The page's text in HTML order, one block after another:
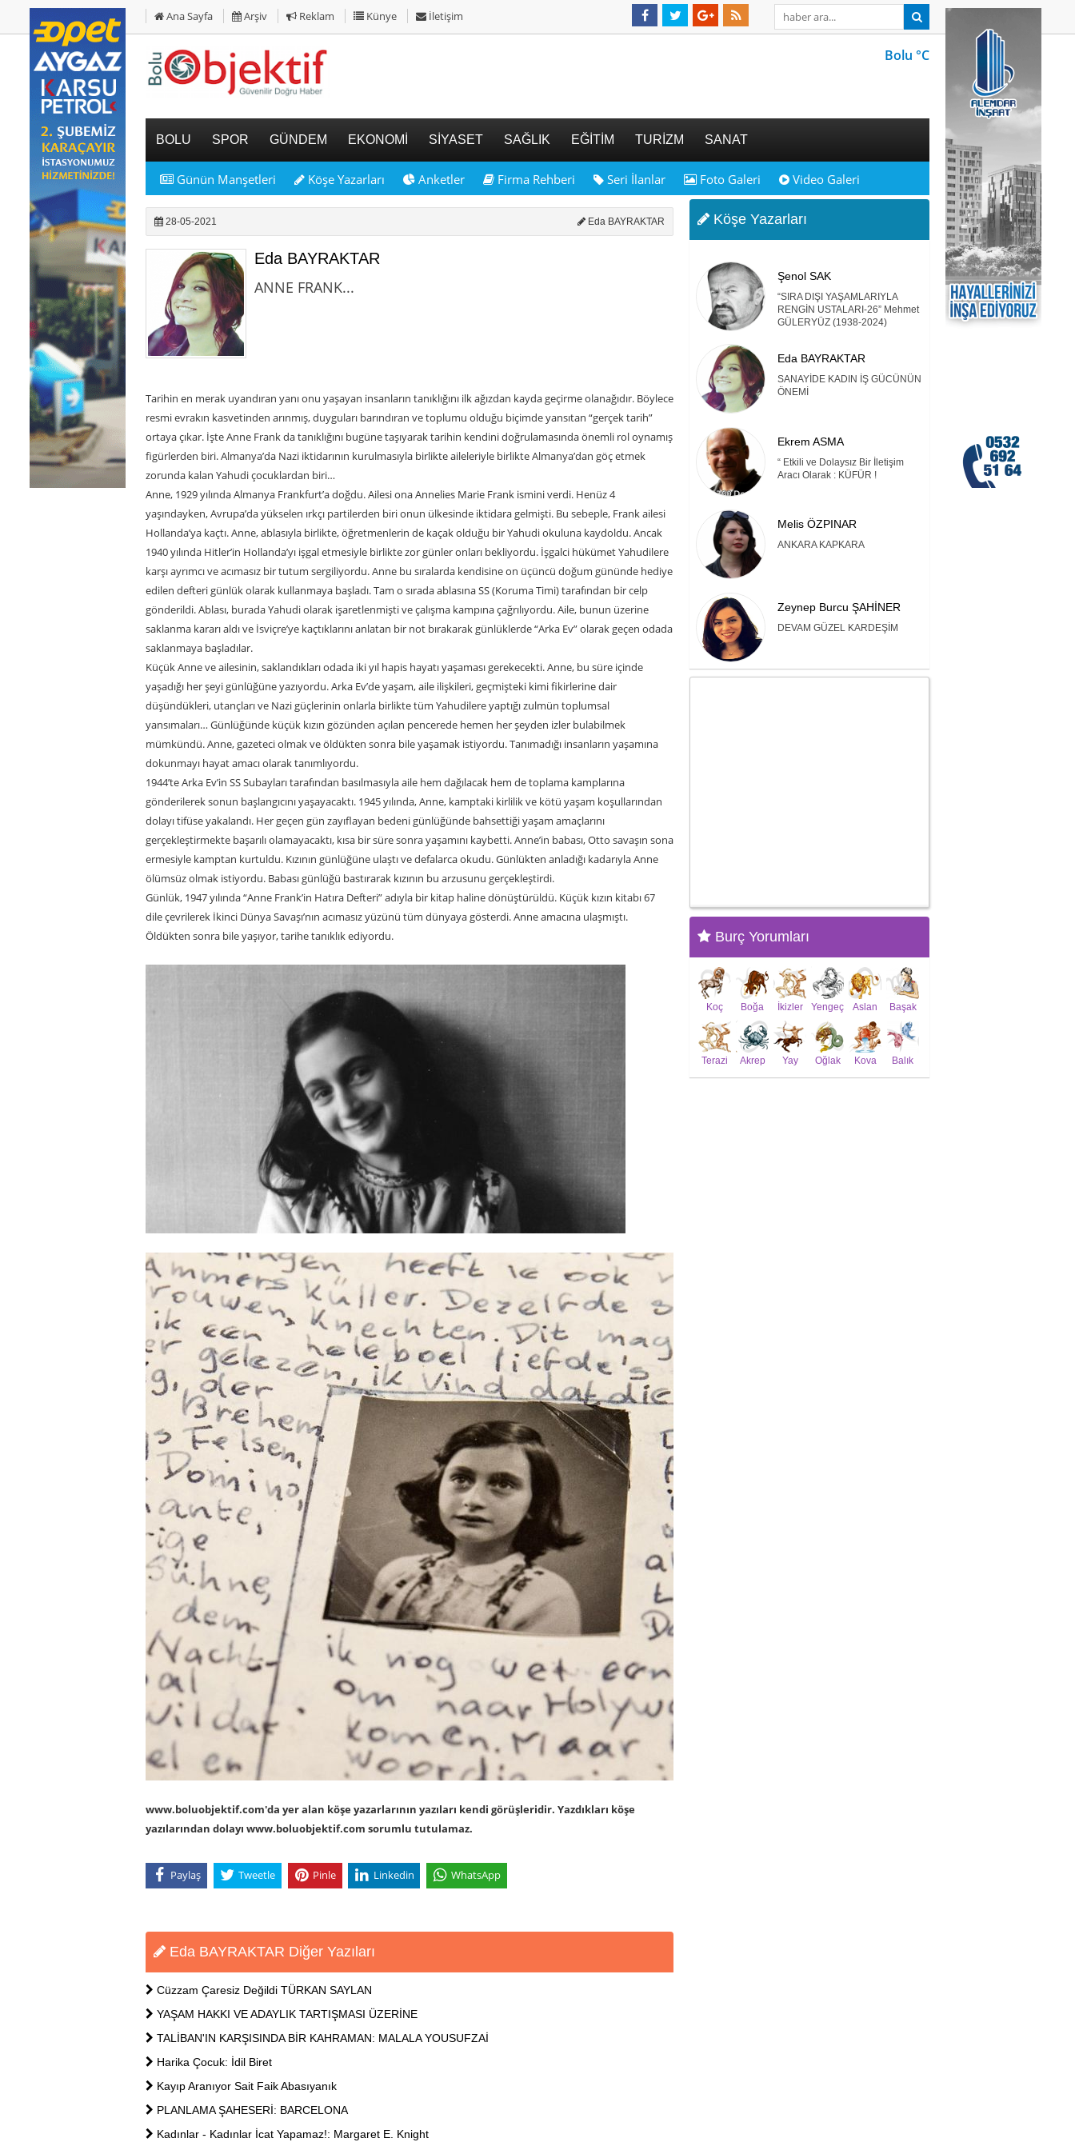
Ana Sayfa Arşiv Reklam Künye İletişim
Bolu °C
BOLU SPOR GÜNDEM EKONOMİ SİYASET SAĞLIK EĞİTİM TURİZM SANAT
Günün Manşetleri Köşe Yazarları Anketler Firma Rehberi Seri İlanlar Foto Galeri Video Galeri
28-05-2021 Eda BAYRAKTAR
Eda BAYRAKTAR
ANNE FRANK...
Tarihin en merak uyandıran yanı onu yaşayan insanların tanıklığını ilk ağızdan kayda geçirme olanağıdır. Böylece
resmi evrakın kasvetinden arınmış, duyguları barındıran ve toplumu olduğu biçimde yansıtan “gerçek tarih”
ortaya çıkar. İşte Anne Frank da tanıklığını bugüne taşıyarak tarihin kendini doğrulamasında önemli rol oynamış
figürlerden biri. Almanya’da Nazi iktidarının kurulmasıyla birlikte aileleriyle birlikte Almanya’dan göç etmek
zorunda kalan Yahudi çocuklardan biri…
Anne, 1929 yılında Almanya Frankfurt’a doğdu. Ailesi ona Annelies Marie Frank ismini verdi. Henüz 4
yaşındayken, Avrupa’da yükselen ırkçı partilerden biri onun ülkesinde iktidara gelmişti. Bu sebeple, Frank ailesi
Hollanda’ya kaçtı. Anne, ablasıyla birlikte, öğretmenlerin de kaçak olduğu bir Yahudi okuluna kaydoldu. Ancak
1940 yılında Hitler’in Hollanda’yı işgal etmesiyle birlikte zor günler onları bekliyordu. İşgalci hükümet Yahudilere
karşı ayrımcı ve acımasız bir tutum sergiliyordu. Anne bu sıralarda kendisine on üçüncü doğum gününde hediye
edilen defteri günlük olarak kullanmaya başladı. Tam o sırada ablasına SS (Koruma Timi) tarafından bir celp
gönderildi. Ablası, burada Yahudi olarak işaretlenmişti ve çalışma kampına çağrılıyordu. Aile, bunun üzerine
saklanma kararı aldı ve İsviçre’ye kaçtıklarını anlatan bir not bırakarak günlüklerde “Arka Ev” olarak geçen odada
saklanmaya başladılar.
Küçük Anne ve ailesinin, saklandıkları odada iki yıl hapis hayatı yaşaması gerekecekti. Anne, bu süre içinde
yaşadığı her şeyi günlüğüne yazıyordu. Arka Ev’de yaşam, aile ilişkileri, geçmişteki kimi fikirlerine dair
düşündükleri, utançları ve Nazi güçlerinin onlarla birlikte tüm Yahudilere yaptığı zulmün toplumsal
yansımaları… Günlüğünde küçük kızın gözünden açılan pencerede hemen her şeyden izler bulabilmek
mümkündü. Anne, gazeteci olmak ve öldükten sonra bile yaşamak istiyordu. Tanımadığı insanların yaşamına
dokunmayı hayat amacı olarak tanımlıyordu.
1944’te Arka Ev’in SS Subayları tarafından basılmasıyla aile hem dağılacak hem de toplama kamplarına
gönderilerek sonun başlangıcını yaşayacaktı. 1945 yılında, Anne, kamptaki kirlilik ve kötü yaşam koşullarından
dolayı tifüse yakalandı. Her geçen gün zayıflayan bedeni günlüğünde bahsettiği yaşam amaçlarını
gerçekleştirmekte başarılı olamayacaktı, kısa bir süre sonra yaşamını kaybetti. Anne’in babası, Otto savaşın sona
ermesiyle kamptan kurtuldu. Kızının günlüğüne ulaştı ve defalarca okudu. Günlükten anladığı kadarıyla Anne
ölümsüz olmak istiyordu. Babası günlüğü bastırarak kızının bu arzusunu gerçekleştirdi.
Günlük, 1947 yılında “Anne Frank’in Hatıra Defteri” adıyla bir kitap haline dönüştürüldü. Küçük kızın kitabı 67
dile çevrilerek İkinci Dünya Savaşı’nın acımasız yüzünü tüm dünyaya gösterdi. Anne amacına ulaşmıştı.
Öldükten sonra bile yaşıyor, tarihe tanıklık ediyordu.
www.boluobjektif.com'da yer alan köşe yazarlarının yazıları kendi görüşleridir. Yazdıkları köşe
yazılarından dolayı www.boluobjektif.com sorumlu tutulamaz.
Paylaş Tweetle Pinle Linkedin WhatsApp
Eda BAYRAKTAR Diğer Yazıları
Cüzzam Çaresiz Değildi TÜRKAN SAYLAN
YAŞAM HAKKI VE ADAYLIK TARTIŞMASI ÜZERİNE
TALİBAN'IN KARŞISINDA BİR KAHRAMAN: MALALA YOUSUFZAİ
Harika Çocuk: İdil Biret
Kayıp Aranıyor Sait Faik Abasıyanık
PLANLAMA ŞAHESERİ: BARCELONA
Kadınlar - Kadınlar İcat Yapamaz!: Margaret E. Knight
Köşe Yazarları
Şenol SAK
“SIRA DIŞI YAŞAMLARIYLA
RENGİN USTALARI-26” Mehmet
GÜLERYÜZ (1938-2024)
Eda BAYRAKTAR
SANAYİDE KADIN İŞ GÜCÜNÜN
ÖNEMİ
Ekrem ASMA
“ Etkili ve Dolaysız Bir İletişim
Aracı Olarak : KÜFÜR !
Melis ÖZPINAR
ANKARA KAPKARA
Zeynep Burcu ŞAHİNER
DEVAM GÜZEL KARDEŞİM
Burç Yorumları
Koç Boğa İkizler Yengeç Aslan Başak
Terazi Akrep Yay Oğlak Kova Balık